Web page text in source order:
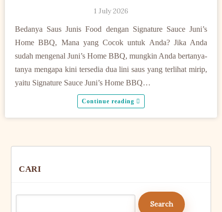
1 July 2026
Bedanya Saus Junis Food dengan Signature Sauce Juni’s
Home BBQ, Mana yang Cocok untuk Anda? Jika Anda
sudah mengenal Juni’s Home BBQ, mungkin Anda bertanya-
tanya mengapa kini tersedia dua lini saus yang terlihat mirip,
yaitu Signature Sauce Juni’s Home BBQ…
Continue reading
CARI